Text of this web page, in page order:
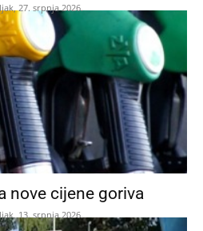
27. srpnja 2026.
nove cijene goriva
13. srpnja 2026.